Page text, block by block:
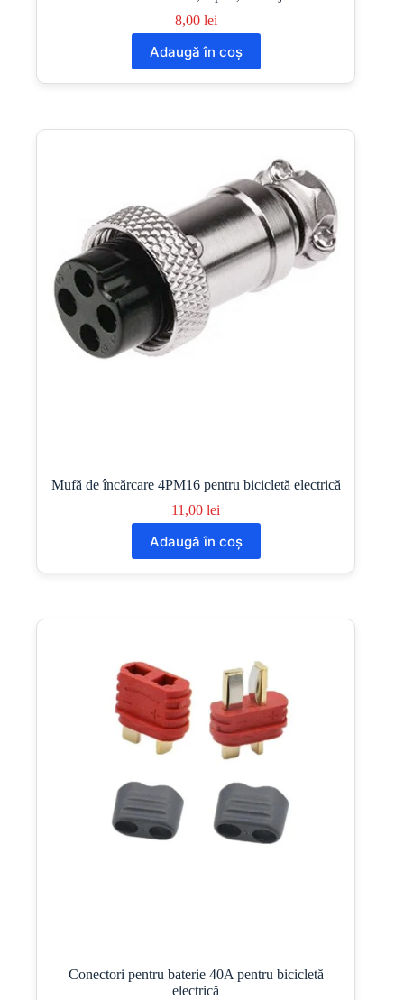
8,00 lei
Adaugă în coș
Mufă de încărcare 4PM16 pentru bicicletă electrică
11,00lei
Adaugă în coș
Conectori pentru baterie 40A pentru bicicletă
electrică